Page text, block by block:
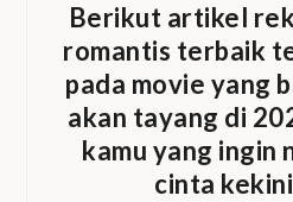
Berikut artikel
romantis terbaik
pada movie yang
akan tayang di
kamu yang ingin
cinta